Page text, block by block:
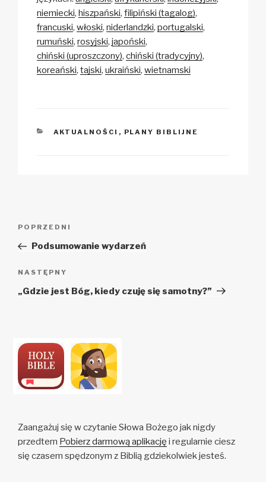
y
Li
n
k
e
b
o
o
s
A
p
p
p
c
h
at
niemiecki hiszpański filipiński (tagalog)
francuski włoski niderlandzki portugalski
rumuński rosyjski japoński
chiński (uproszczony) chiński (tradycyjny)
koreański tajski ukraiński wietnamski
KATEGORIE
AKTUALNOŚCI , PLANY BIBLIJNE
Poprzedni
wpis
POPRZEDNI
Podsumowanie wydarzeń
Następny
wpis
NASTĘPNY
„Gdzie jest Bóg, kiedy czuję się samotny?”
Zaangażuj się w czytanie Słowa Bożego jak nigdy
przedtem Pobierz darmową aplikację i regularnie ciesz
się czasem spędzonym z Biblią gdziekolwiek jesteś.